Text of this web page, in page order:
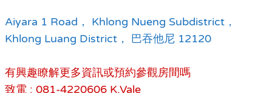
Aiyara 1 Road， Khlong Nueng Subdistrict，
Khlong Luang District， 巴吞他尼 12120
有興趣瞭解更多資訊或預約參觀房間嗎
致電 : 081-4220606 K.Vale